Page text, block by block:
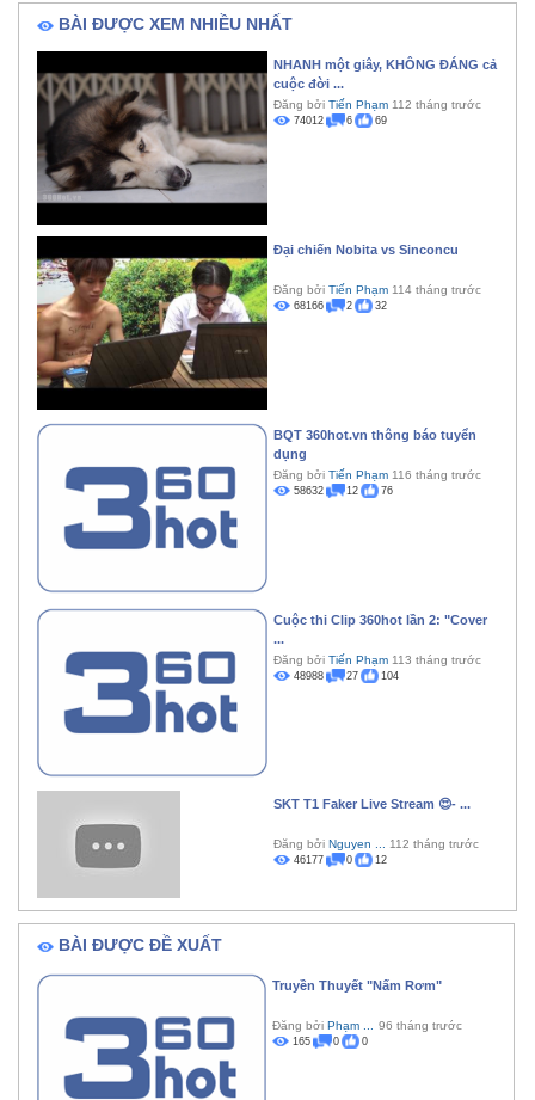
BÀI ĐƯỢC XEM NHIỀU NHẤT
NHANH một giây, KHÔNG ĐÁNG cả
cuộc đời ...
Đăng bởi Tiến Phạm 112 tháng trước
74012 6 69
Đại chiến Nobita vs Sinconcu
Đăng bởi Tiến Phạm 114 tháng trước
68166 2 32
BQT 360hot.vn thông báo tuyển
dụng
Đăng bởi Tiến Phạm 116 tháng trước
58632 12 76
Cuộc thi Clip 360hot lần 2: "Cover
...
Đăng bởi Tiến Phạm 113 tháng trước
48988 27 104
SKT T1 Faker Live Stream 😍- ...
Đăng bởi Nguyen ... 112 tháng trước
46177 0 12
BÀI ĐƯỢC ĐỀ XUẤT
Truyền Thuyết "Nấm Rơm"
Đăng bởi Phạm ... 96 tháng trước
165 0 0